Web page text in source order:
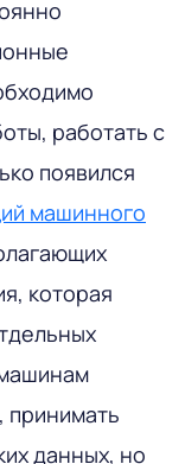
работать с
появился
машинного
которая
принимать
данных, но